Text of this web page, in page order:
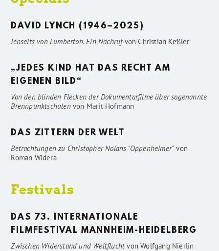
DAVID LYNCH (1946–2025)
Jenseits von Lumberton. Ein NachrufvonChristian Keßler
„JEDES KIND HAT DAS RECHT AM
EIGENEN BILD“
Von den blinden Flecken der Dokumentarfilme über sogenannte
Brennpunktschulenvon Marit Hofmann
DAS ZITTERN DER WELT
Betrachtungen zu Christopher Nolans "Oppenheimer" von
Roman Widera
Festivals
DAS 73. INTERNATIONALE
FILMFESTIVAL MANNHEIM-HEIDELBERG
Zwischen Widerstand und WeltfluchtvonWolfgang Nierlin